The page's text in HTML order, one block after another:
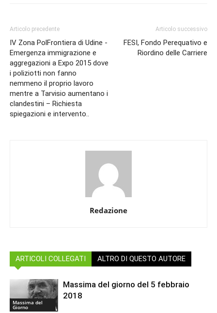
Articolo precedente
IV Zona PolFrontiera di Udine -
Emergenza immigrazione e
aggregazioni a Expo 2015 dove
i poliziotti non fanno
nemmeno il proprio lavoro
mentre a Tarvisio aumentano i
clandestini – Richiesta
spiegazioni e intervento..
Articolo successivo
FESI, Fondo Perequativo e
Riordino delle Carriere
Redazione
ARTICOLI COLLEGATI ALTRO DI QUESTO AUTORE
Massima del
Giorno
Massima del giorno del 5 febbraio
2018